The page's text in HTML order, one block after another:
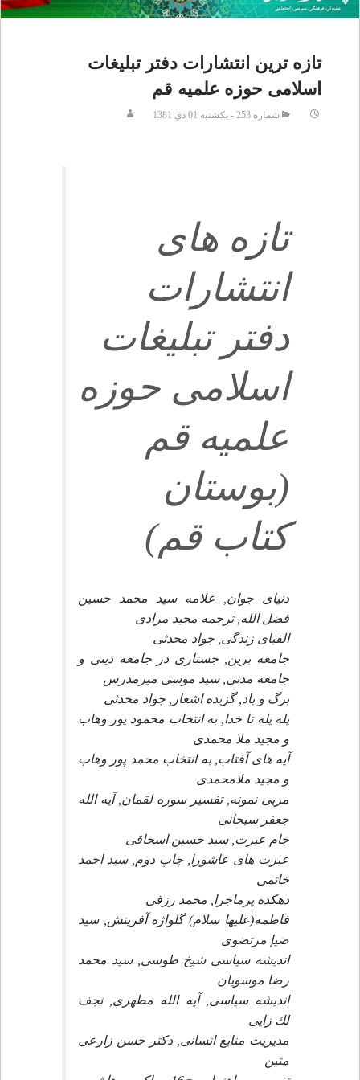
تازه ترين انتشارات دفتر تبليغات
اسلامى حوزه علميه قم
شماره 253 - يکشنبه 01 دي 1381
تازه هاى
انتشارات
دفتر تبليغات
اسلامى حوزه
علميه قم
(بوستان
كتاب قم)
دنياى جوان, علامه سيد محمد حسين
فضل الله, ترجمه مجيد مرادى
الفباى زندگى, جواد محدثى
جامعه برين, جستارى در جامعه دينى و
جامعه مدنى, سيد موسى ميرمدرس
برگ و باد, گزيده اشعار, جواد محدثى
پله پله تا خدا, به انتخاب محمود پور وهاب
و مجيد ملا محمدى
آيه هاى آفتاب, به انتخاب محمد پور وهاب
و مجيد ملامحمدى
مربى نمونه, تفسير سوره لقمان, آيه الله
جعفر سبحانى
جام عبرت, سيد حسين اسحاقى
عبرت هاى عاشورا, چاپ دوم, سيد احمد
خاتمى
دهكده پرماجرا, محمد رزقى
فاطمه(عليها سلام) گلواژه آفرينش, سيد
ضيإ مرتضوى
انديشه سياسى شيخ طوسى, سيد محمد
رضا موسويان
انديشه سياسى, آيه الله مطهرى, نجف
لك زايى
مديريت منابع انسانى, دكتر حسن زارعى
متين